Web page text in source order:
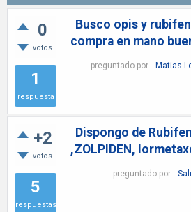
0
votos
1
respuesta
Busco opis y
compra en mano
preguntado por Matias
+2
votos
5
respuestas
Dispongo de
,ZOLPIDEN,
preguntado por